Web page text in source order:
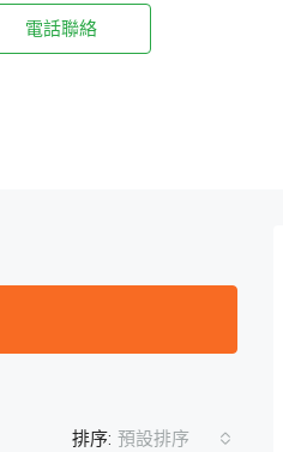
電話聯絡
排序: 預設排序